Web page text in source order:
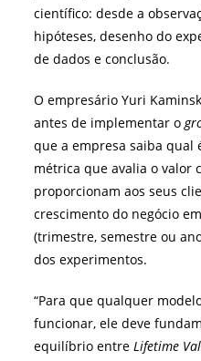
científico: desde a
hipóteses, desenho do
de dados e conclusão.
O empresário Yuri
antes de implementar o
que a empresa saiba qual
métrica que avalia o valor
proporcionam aos seus
crescimento do negócio
(trimestre, semestre ou
dos experimentos.
“Para que qualquer
funcionar, ele deve
equilíbrio entre Lifetime